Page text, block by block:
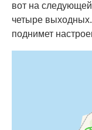
вот на
четыре
поднимет